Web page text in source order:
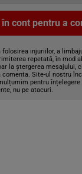
cont pentru a
injuriilor, a
repetată, în mod
la ștergerea mesajului,
Site-ul nostru
pentru
nu pe atacuri.